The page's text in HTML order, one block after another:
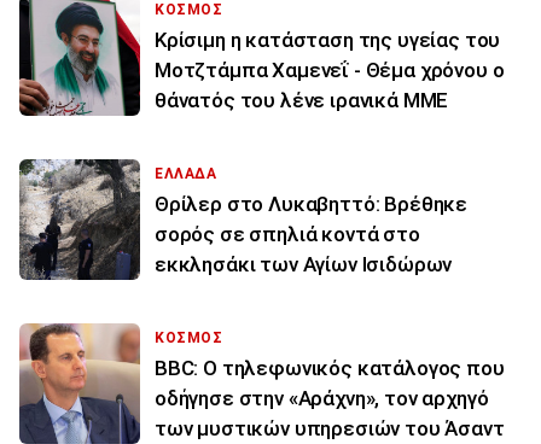
ΚΟΣΜΟΣ
Κρίσιμη η κατάσταση της υγείας του
Μοτζτάμπα Χαμενεΐ - Θέμα χρόνου ο
θάνατός του λένε ιρανικά ΜΜΕ
ΕΛΛΑΔΑ
Θρίλερ στο Λυκαβηττό: Βρέθηκε
σορός σε σπηλιά κοντά στο
εκκλησάκι των Αγίων Ισιδώρων
ΚΟΣΜΟΣ
BBC: Ο τηλεφωνικός κατάλογος που
οδήγησε στην «Αράχνη», τον αρχηγό
των μυστικών υπηρεσιών του Άσαντ